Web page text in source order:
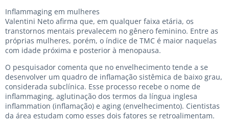
Inflammaging em mulheres
Valentini Neto afirma que, em qualquer faixa etária, os
transtornos mentais prevalecem no gênero feminino. Entre as
próprias mulheres, porém, o índice de TMC é maior naquelas
com idade próxima e posterior à menopausa.
O pesquisador comenta que no envelhecimento tende a se
desenvolver um quadro de inflamação sistêmica de baixo grau,
considerada subclínica. Esse processo recebe o nome de
inflammaging, aglutinação dos termos da língua inglesa
inflammation (inflamação) e aging (envelhecimento). Cientistas
da área estudam como esses dois fatores se retroalimentam.